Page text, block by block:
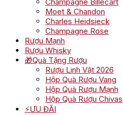
Moet & Chandon
Charles Heidsieck
Champagne Rose
Rượu Mạnh
Rượu Whisky
🎁Quà Tặng Rượu
Rượu Linh Vật 2026
Hộp Quà Rượu Vang
Hộp Quà Rượu Mạnh
Hộp Quà Rượu Chivas
⚡ƯU ĐÃI